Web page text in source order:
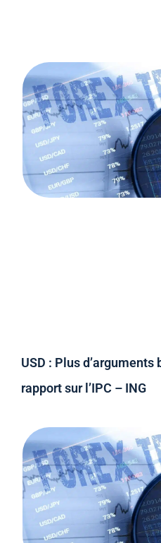
USD : Plus
rapport sur l’IPC – ING